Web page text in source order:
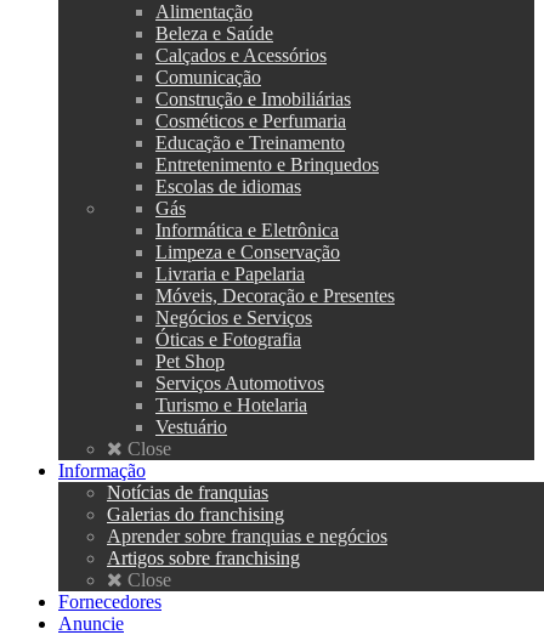
Alimentação
Beleza e Saúde
Calçados e Acessórios
Comunicação
Construção e Imobiliárias
Cosméticos e Perfumaria
Educação e Treinamento
Entretenimento e Brinquedos
Escolas de idiomas
Gás
Informática e Eletrônica
Limpeza e Conservação
Livraria e Papelaria
Móveis, Decoração e Presentes
Negócios e Serviços
Óticas e Fotografia
Pet Shop
Serviços Automotivos
Turismo e Hotelaria
Vestuário
Close
Informação
Notícias de franquias
Galerias do franchising
Aprender sobre franquias e negócios
Artigos sobre franchising
Close
Fornecedores
Anuncie